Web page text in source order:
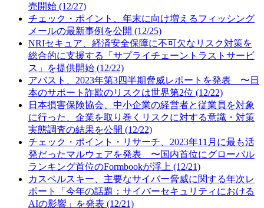
売開始 (12/27)
チェック・ポイント、年末に向け増えるフィッシング
メールの最新事例を公開 (12/25)
NRIセキュア、経済安全保障に不可欠なリスク対策を
総合的に支援する「サプライチェーントラストサービ
ス」を提供開始 (12/22)
アバスト、2023年第3四半期脅威レポートを発表 〜日
本のサポート詐欺のリスクは世界第2位 (12/22)
日本損害保険協会、中小企業の経営者と従業員を対象
に行った、企業を取り巻くリスクに対する意識・対策
実態調査の結果を公開 (12/22)
チェック・ポイント・リサーチ、2023年11月に最も活
発だったマルウェアを発表 〜国内首位にグローバル
ランキング首位のFormbookが浮上 (12/21)
カスペルスキー、主要なサイバー脅威に関する年次レ
ポート「今年の話題：サイバーセキュリティにおける
AIの影響」を発表 (12/21)